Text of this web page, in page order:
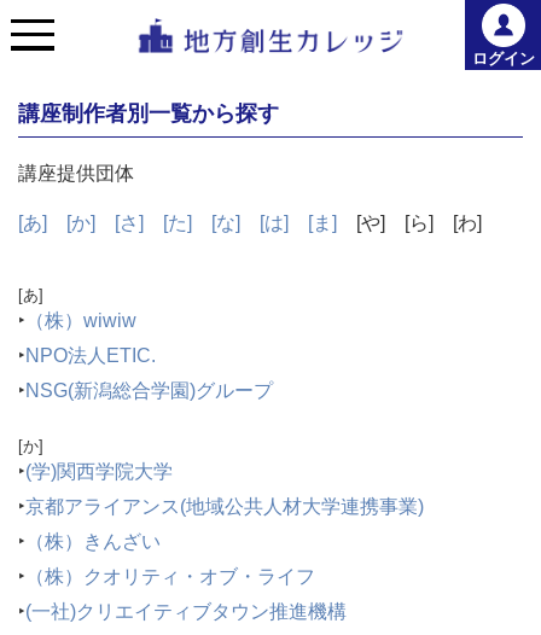
ログイン
講座制作者別一覧から探す
講座提供団体
[あ] [か] [さ] [た] [な] [は] [ま] [や] [ら] [わ]
[あ]
‣ （株）wiwiw
‣NPO法人ETIC.
‣NSG(新潟総合学園)グループ
[か]
‣(学)関西学院大学
‣京都アライアンス(地域公共人材大学連携事業)
‣ （株）きんざい
‣ （株）クオリティ・オブ・ライフ
‣(一社)クリエイティブタウン推進機構